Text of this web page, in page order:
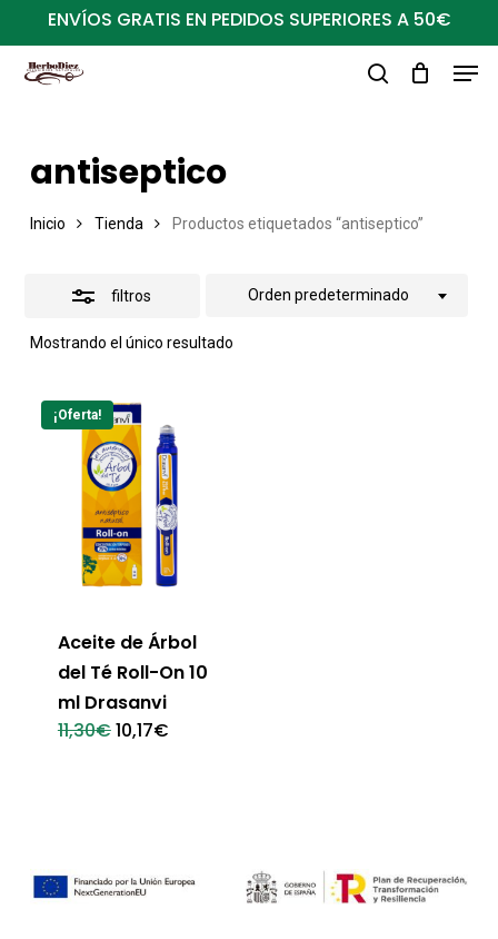
al
contenido
ENVÍOS GRATIS EN PEDIDOS SUPERIORES A 50€
antiseptico
Inicio Tienda Productos etiquetados “antiseptico”
filtros
Mostrando el único resultado
Orden predeterminado
Close
Filters
¡Oferta!
Aceite de Árbol
del Té Roll-On 10
ml Drasanvi
11,30€El
precio
10,17€El
Close